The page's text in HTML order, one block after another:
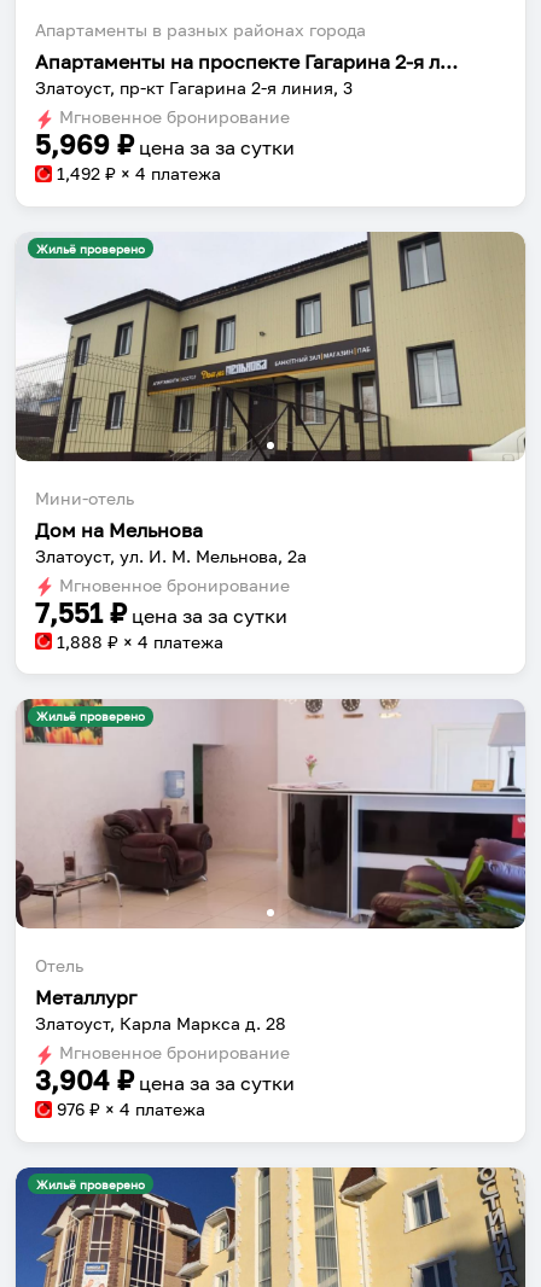
Апартаменты в разных районах города
Апартаменты на проспекте Гагарина 2-я линия 3
Златоуст, пр-кт Гагарина 2-я линия, 3
Мгновенное бронирование
5,969 ₽ цена за за сутки
1,492 ₽ × 4 платежа
Жильё проверено
Мини-отель
Дом на Мельнова
Златоуст, ул. И. М. Мельнова, 2а
Мгновенное бронирование
7,551₽ цена за за сутки
1,888 ₽ × 4 платежа
Жильё проверено
Отель
Металлург
Златоуст, Карла Маркса д. 28
Мгновенное бронирование
3,904 ₽ цена за за сутки
976 ₽ × 4 платежа
Жильё проверено
Собери путешествие без сложностей
Сохраняй места, повторяй маршруты, находи